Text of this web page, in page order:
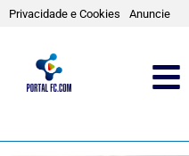
Privacidade e Cookies Anuncie